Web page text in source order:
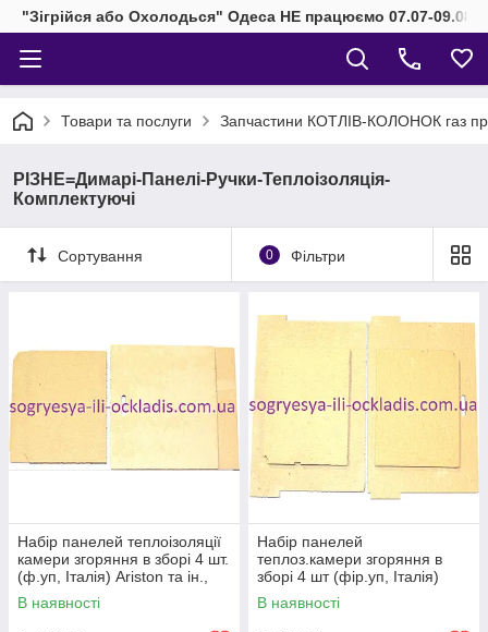
"Зігрійся або Охолодься" Одеса НЕ працюємо 07.07-
Товари та послуги Запчастини КОТЛІВ-КОЛОНОК газ
РІЗНЕ=Димарі-Панелі-Ручки-Теплоізоляція-
Комплектуючі
Сортування 0 Фільтри
Набір панелей теплоізоляції
камери згоряння в зборі 4 шт.
(ф.уп, Італія) Ariston та ін.,
арт. 65106298, к.з.0987
В наявності
Набір панелей
теплоз.камери згоряння в
зборі 4 шт (фір.уп, Італія)
Ariston Clas, Genus,
арт.65105029, к.с.0993
В наявності